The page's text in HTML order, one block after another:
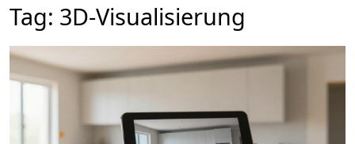
Tag: 3D-Visualisierung